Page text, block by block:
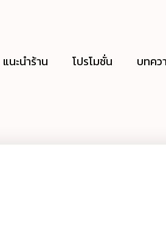
แนะนำร้าน โปรโมชั่น บทคว